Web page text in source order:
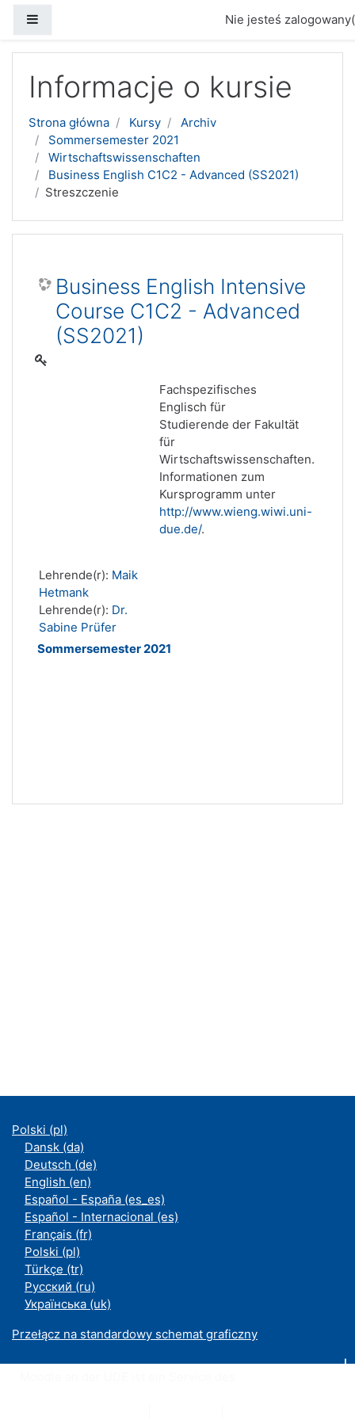
Nie jesteś
Informacje o kursie
Strona główna Kursy
Archiv
Sommersemester 2021
Wirtschaftswissenschaften
Business English C1C2 - Advanced (SS2021)
Streszczenie
Business English Intensive
Course C1C2 - Advanced
(SS2021)
Fachspezifisches
Englisch für
Studierende der Fakultät
für
Wirtschaftswissenschaften.
Informationen zum
Kursprogramm unter
http://www.wieng.wiwi.uni-
due.de/.
Lehrende(r): Maik
Hetmank
Lehrende(r): Dr.
Sabine Prüfer
Sommersemester 2021
Polski ‎(pl)‎
Dansk ‎(da)‎
Deutsch ‎(de)‎
English ‎(en)‎
Español - España ‎(es_es)‎
Español - Internacional ‎(es)‎
Français ‎(fr)‎
Polski ‎(pl)‎
Türkçe ‎(tr)‎
Русский ‎(ru)‎
Українська ‎(uk)‎
Przełącz na standardowy schemat graficzny